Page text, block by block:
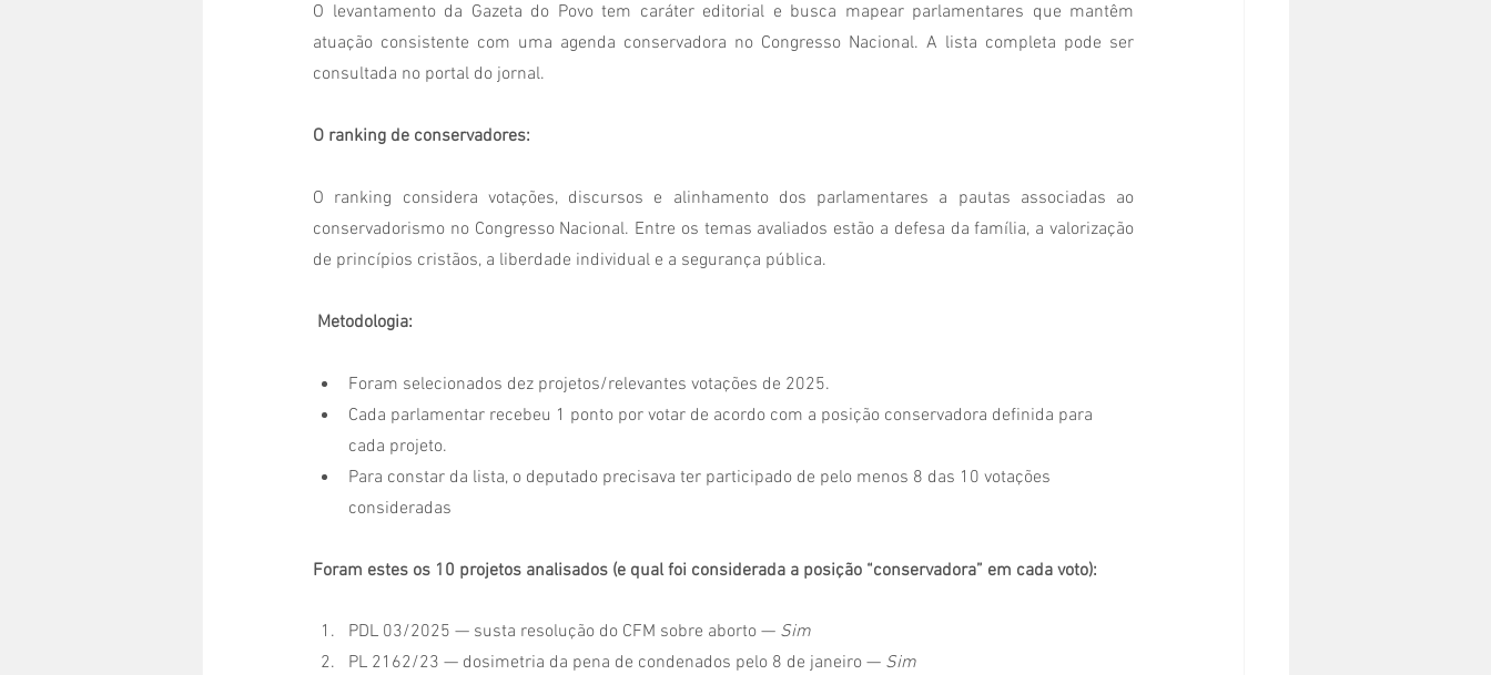
O levantamento da Gazeta do Povo tem caráter editorial e busca mapear parlamentares que mantêm
atuação consistente com uma agenda conservadora no Congresso Nacional. A lista completa pode ser
consultada no portal do jornal.
O ranking de conservadores:
O ranking considera votações, discursos e alinhamento dos parlamentares a pautas associadas ao
conservadorismo no Congresso Nacional. Entre os temas avaliados estão a defesa da família, a valorização
de princípios cristãos, a liberdade individual e a segurança pública.
Metodologia:
Foram selecionados dez projetos/relevantes votações de 2025.
Cada parlamentar recebeu 1 ponto por votar de acordo com a posição conservadora definida para
cada projeto.
Para constar da lista, o deputado precisava ter participado de pelo menos 8 das 10 votações
consideradas
Foram estes os 10 projetos analisados (e qual foi considerada a posição “conservadora” em cada voto):
PDL 03/2025 — susta resolução do CFM sobre aborto — Sim
PL 2162/23 — dosimetria da pena de condenados pelo 8 de janeiro — Sim